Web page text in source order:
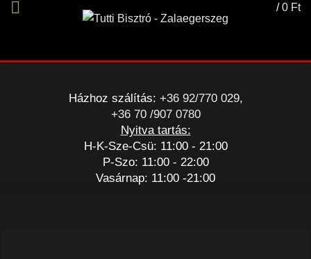
/ 0 Ft
Házhoz szálítás: +36 92/770 029,
+36 70 /907 0780
Nyitva tartás:
H-K-Sze-Csü: 11:00 - 21:00
P-Szo: 11:00 - 22:00
Vasárnap: 11:00 -21:00